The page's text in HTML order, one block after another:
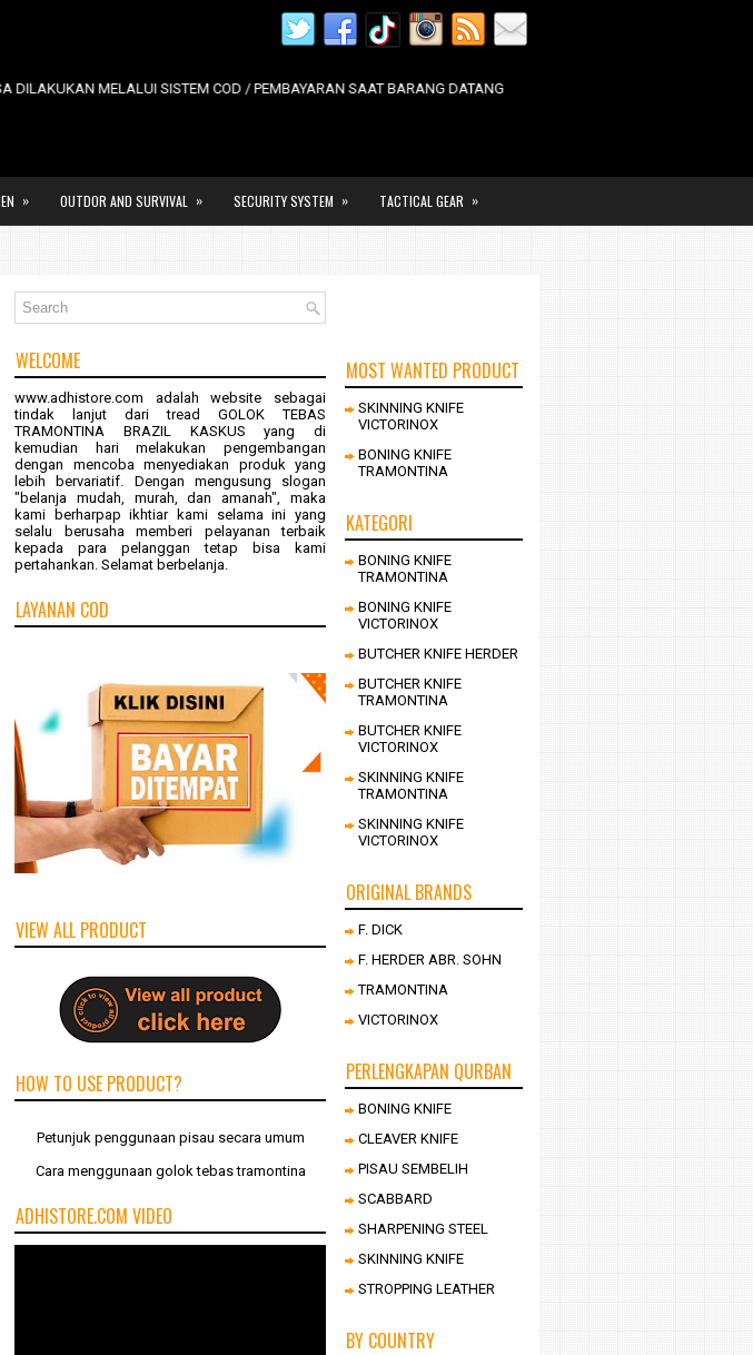
MELALUI SISTEM COD / PEMBAYARAN SAAT BARANG DATANG
» OUTDOR AND SURVIVAL » SECURITY SYSTEM » TACTICAL GEAR »
WELCOME
www.adhistore.com adalah website sebagai
tindak lanjut dari tread GOLOK TEBAS
TRAMONTINA BRAZIL KASKUS yang di
kemudian hari melakukan pengembangan
dengan mencoba menyediakan produk yang
lebih bervariatif. Dengan mengusung slogan
"belanja mudah, murah, dan amanah", maka
kami berharpap ikhtiar kami selama ini yang
selalu berusaha memberi pelayanan terbaik
kepada para pelanggan tetap bisa kami
pertahankan. Selamat berbelanja.
LAYANAN COD
VIEW ALL PRODUCT
HOW TO USE PRODUCT?
Petunjuk penggunaan pisau secara umum
Cara menggunaan golok tebas tramontina
ADHISTORE.COM VIDEO
MOST WANTED PRODUCT
SKINNING KNIFE
VICTORINOX
BONING KNIFE
TRAMONTINA
KATEGORI
BONING KNIFE
TRAMONTINA
BONING KNIFE
VICTORINOX
BUTCHER KNIFE HERDER
BUTCHER KNIFE
TRAMONTINA
BUTCHER KNIFE
VICTORINOX
SKINNING KNIFE
TRAMONTINA
SKINNING KNIFE
VICTORINOX
ORIGINAL BRANDS
F. DICK
F. HERDER ABR. SOHN
TRAMONTINA
VICTORINOX
PERLENGKAPAN QURBAN
BONING KNIFE
CLEAVER KNIFE
PISAU SEMBELIH
SCABBARD
SHARPENING STEEL
SKINNING KNIFE
STROPPING LEATHER
BY COUNTRY